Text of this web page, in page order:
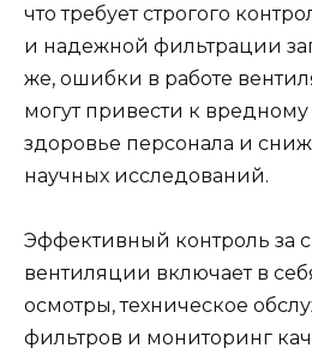
что требует строгого
и надежной фильтрации
же, ошибки в работе
могут привести к
здоровье персонала и
научных исследований.
Эффективный контроль за
вентиляции включает в
осмотры, техническое
фильтров и мониторинг